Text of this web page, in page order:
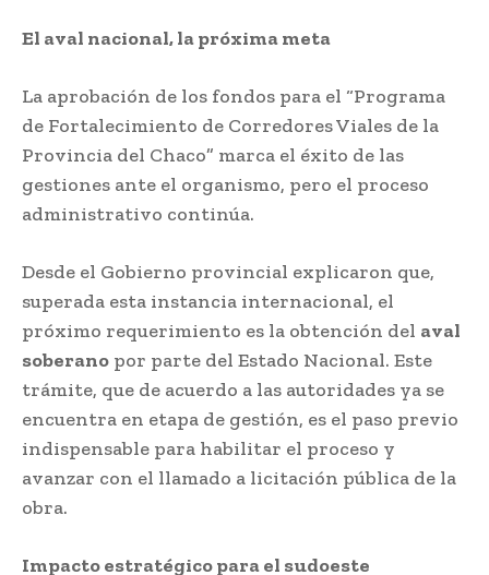
El aval nacional, la próxima meta
La aprobación de los fondos para el “Programa
de Fortalecimiento de Corredores Viales de la
Provincia del Chaco” marca el éxito de las
gestiones ante el organismo, pero el proceso
administrativo continúa.
Desde el Gobierno provincial explicaron que,
superada esta instancia internacional, el
próximo requerimiento es la obtención del aval
soberano por parte del Estado Nacional. Este
trámite, que de acuerdo a las autoridades ya se
encuentra en etapa de gestión, es el paso previo
indispensable para habilitar el proceso y
avanzar con el llamado a licitación pública de la
obra.
Impacto estratégico para el sudoeste